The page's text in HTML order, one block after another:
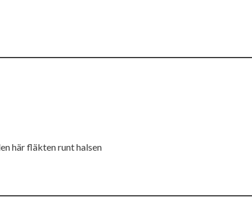
här fläkten runt halsen